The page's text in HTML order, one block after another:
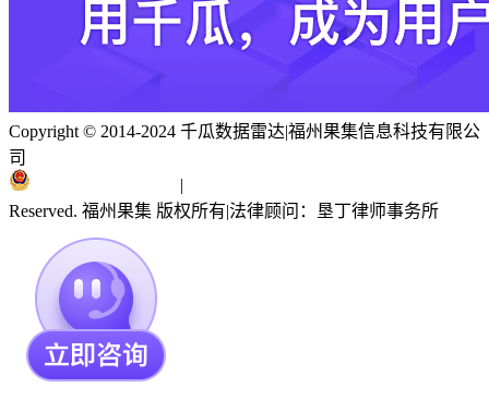
Copyright © 2014-2024 千瓜数据雷达|福州果集信息科技有限公
司
|
Reserved. 福州果集 版权所有|法律顾问：垦丁律师事务所